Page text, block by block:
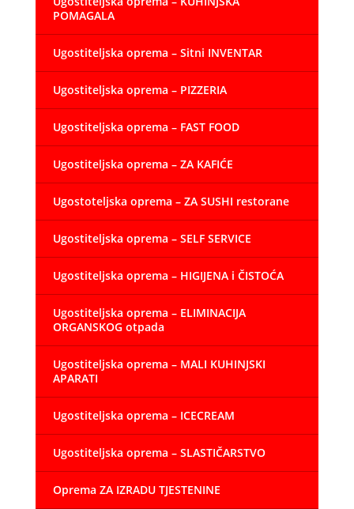
POMAGALA
Ugostiteljska oprema – Sitni INVENTAR
Ugostiteljska oprema – PIZZERIA
Ugostiteljska oprema – FAST FOOD
Ugostiteljska oprema – ZA KAFIĆE
Ugostoteljska oprema – ZA SUSHI restorane
Ugostiteljska oprema – SELF SERVICE
Ugostiteljska oprema – HIGIJENA i ČISTOĆA
Ugostiteljska oprema – ELIMINACIJA
ORGANSKOG otpada
Ugostiteljska oprema – MALI KUHINJSKI
APARATI
Ugostiteljska oprema – ICECREAM
Ugostiteljska oprema – SLASTIČARSTVO
Oprema ZA IZRADU TJESTENINE